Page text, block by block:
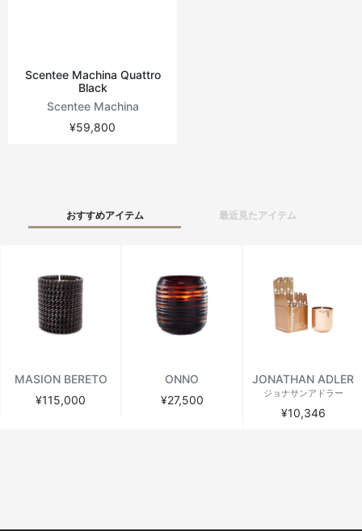
Scentee Machina Quattro
Black
Scentee Machina
¥59,800
おすすめアイテム 最近見たアイテム
MASION BERETO
¥115,000
ONNO
¥27,500
JONATHAN ADLER
ジョナサンアドラー
¥10,346